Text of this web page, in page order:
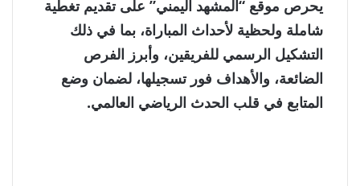
يحرص موقع “المشهد اليمني” على تقديم تغطية
شاملة ولحظية لأحداث المباراة، بما في ذلك
التشكيل الرسمي للفريقين، وأبرز الفرص
الضائعة، والأهداف فور تسجيلها، لضمان وضع
المتابع في قلب الحدث الرياضي العالمي.